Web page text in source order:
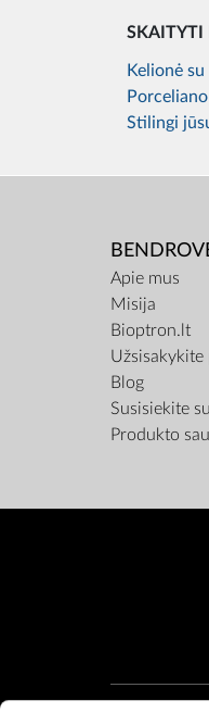
SKAITYTI
Kelionė su
Stilingi
Apie mus
Misija
Bioptron.lt
Užsisakykite
Blog
Susisiekite
Produkto